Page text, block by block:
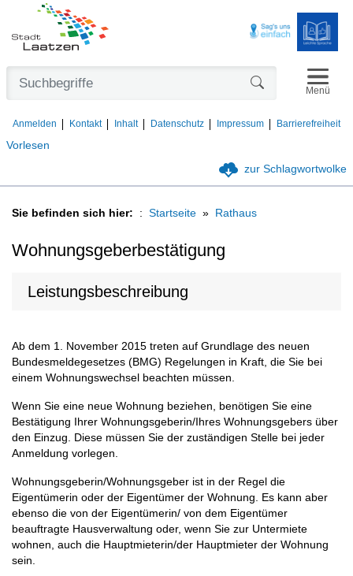
Vorlesen
Anmelden Kontakt Inhalt Datenschutz Impressum Barrierefreiheit
Menü
zur Schlagwortwolke
Sie befinden sich hier: Startseite Rathaus
Wohnungsgeberbestätigung
Leistungsbeschreibung
Ab dem 1. November 2015 treten auf Grundlage des neuen
Bundesmeldegesetzes (BMG) Regelungen in Kraft, die Sie bei
einem Wohnungswechsel beachten müssen.
Wenn Sie eine neue Wohnung beziehen, benötigen Sie eine
Bestätigung Ihrer Wohnungsgeberin/Ihres Wohnungsgebers über
den Einzug. Diese müssen Sie der zuständigen Stelle bei jeder
Anmeldung vorlegen.
Wohnungsgeberin/Wohnungsgeber ist in der Regel die
Eigentümerin oder der Eigentümer der Wohnung. Es kann aber
ebenso die von der Eigentümerin/ von dem Eigentümer
beauftragte Hausverwaltung oder, wenn Sie zur Untermiete
wohnen, auch die Hauptmieterin/der Hauptmieter der Wohnung
sein.